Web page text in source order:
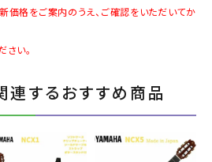
価格をご案内のうえ、ご確認をいただいてか
い。
連するおすすめ商品